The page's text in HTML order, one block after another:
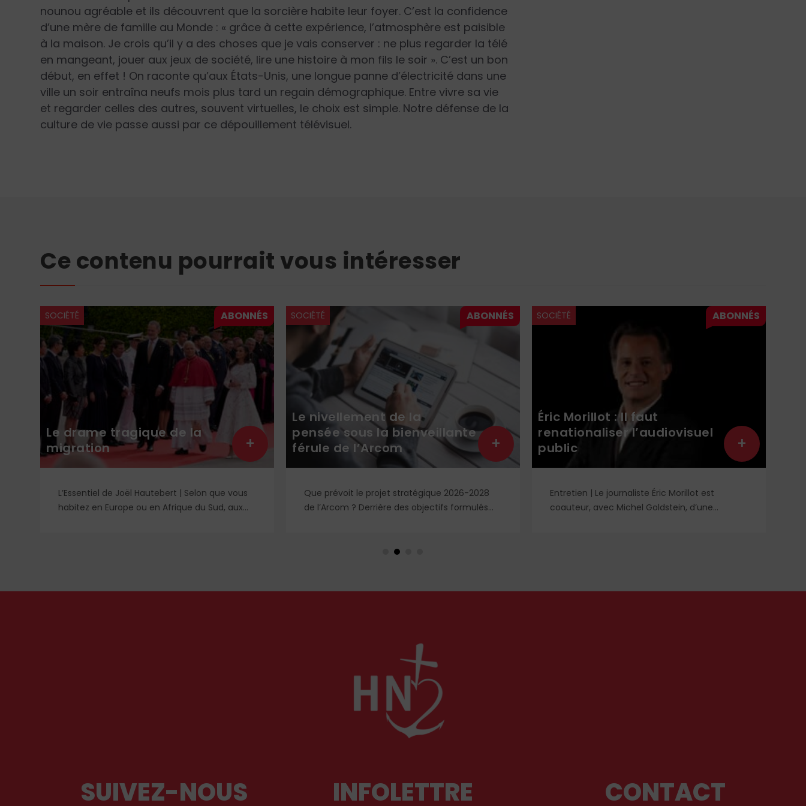
nounou agréable et ils découvrent que la sorcière habite leur foyer. C’est la confidence
d’une mère de famille au Monde : « grâce à cette expérience, l’atmosphère est paisible
à la maison. Je crois qu’il y a des choses que je vais conserver : ne plus regarder la télé
en mangeant, jouer aux jeux de société, lire une histoire à mon fils le soir ». C’est un bon
début, en effet ! On raconte qu’aux États-Unis, une longue panne d’électricité dans une
ville un soir entraîna neufs mois plus tard un regain démographique. Entre vivre sa vie
et regarder celles des autres, souvent virtuelles, le choix est simple. Notre défense de la
culture de vie passe aussi par ce dépouillement télévisuel.
Ce contenu pourrait vous intéresser
SOCIÉTÉ
Le drame tragique de la
migration
L’Essentiel de Joël Hautebert | Selon que vous
habitez en Europe ou en Afrique du Sud, aux
rester chez eux, comme l'a rappelé Léon XIV
+
SOCIÉTÉ
Le nivellement de la
pensée sous la bienveillante
férule de l’Arcom
Que prévoit le projet stratégique 2026-2028
de l’Arcom ? Derrière des objectifs formulés
se dessine un système liberticide de
+
SOCIÉTÉ
Éric Morillot : Il faut
renationaliser l’audiovisuel
public
Entretien | Le journaliste Éric Morillot est
coauteur, avec Michel Goldstein, d’une
+
SUIVEZ-NOUS INFOLETTRE CONTACT